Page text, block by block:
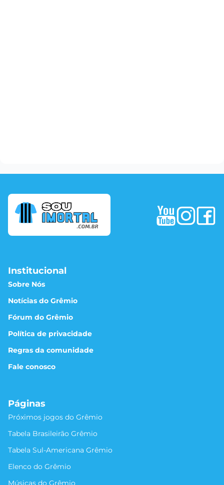
Institucional
Sobre Nós
Notícias do Grêmio
Fórum do Grêmio
Política de privacidade
Regras da comunidade
Fale conosco
Páginas
Próximos jogos do Grêmio
Tabela Brasileirão Grêmio
Tabela Sul-Americana Grêmio
Elenco do Grêmio
Músicas do Grêmio